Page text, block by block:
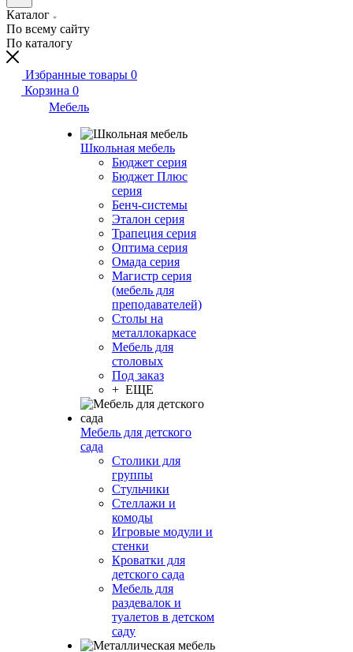
Каталог
По всему сайту
По каталогу
Избранные товары 0
Корзина 0
Мебель
Школьная мебель
Бюджет серия
Бюджет Плюс
серия
Бенч-системы
Эталон серия
Трапеция серия
Оптима серия
Омада серия
Магистр серия
(мебель для
преподавателей)
Столы на
металлокаркасе
Мебель для
столовых
Под заказ
+ ЕЩЕ
Мебель для детского
сада
Столики для
группы
Стульчики
Стеллажи и
комоды
Игровые модули и
стенки
Кроватки для
детского сада
Мебель для
раздевалок и
туалетов в детском
саду